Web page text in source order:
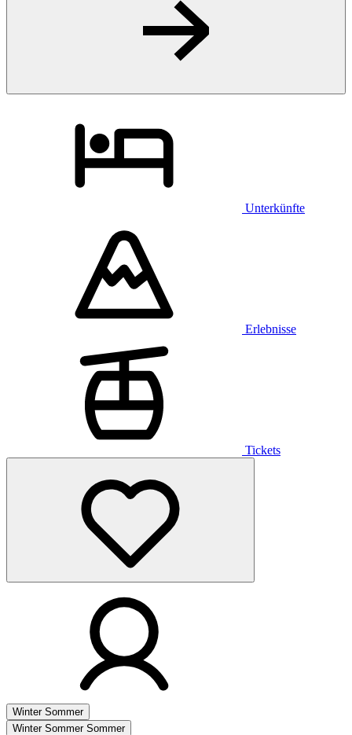
Unterkünfte
Erlebnisse
Tickets
Winter Sommer
Winter Sommer Sommer